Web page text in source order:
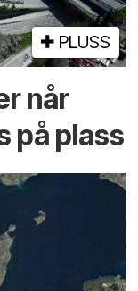
PLUSS
når
på plass